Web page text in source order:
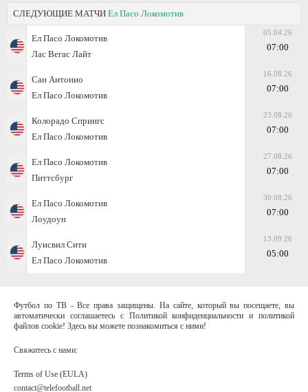
СЛЕДУЮЩИЕ МАТЧИ Ел Пасо Локомотив
Ел Пасо Локомотив
Лас Вегас Лайт
05.04.26
07:00
Сан Антонио
Ел Пасо Локомотив
16.08.26
07:00
Колорадо Спрингс
Ел Пасо Локомотив
23.08.26
07:00
Ел Пасо Локомотив
Питтсбург
27.08.26
07:00
Ел Пасо Локомотив
Лоудоун
30.08.26
07:00
Луисвил Сити
Ел Пасо Локомотив
13.09.26
05:00
Футбол по ТВ - Все права защищены. На сайте, который вы посещаете, вы
автоматически соглашаетесь с Политикой конфиденциальности и политикой
файлов cookie! Здесь вы можете познакомиться с ними!
Свяжитесь с нами:
Terms of Use (EULA)
contact@telefootball.net